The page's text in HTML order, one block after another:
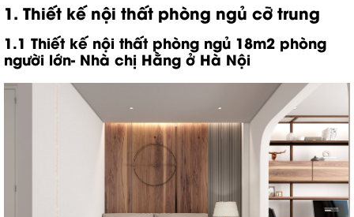
1. Thiết kế nội thất phòng ngủ cỡ trung
1.1 Thiết kế nội thất phòng ngủ 18m2 phòng
người lớn- Nhà chị Hằng ở Hà Nội